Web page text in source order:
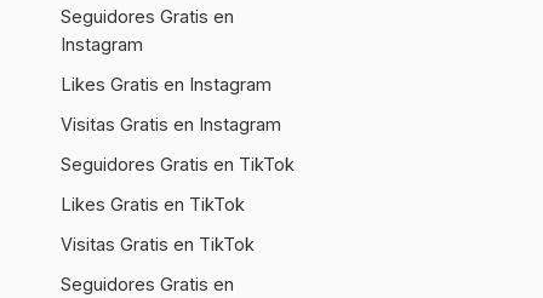
Seguidores Gratis en
Instagram
Likes Gratis en Instagram
Visitas Gratis en Instagram
Seguidores Gratis en TikTok
Likes Gratis en TikTok
Visitas Gratis en TikTok
Seguidores Gratis en